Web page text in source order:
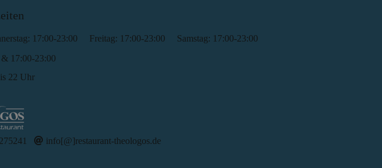
17:00-23:00 Freitag: 17:00-23:00
Samstag: 17:00-23:00
17:00-23:00
22 Uhr
info[@]restaurant-theologos.de